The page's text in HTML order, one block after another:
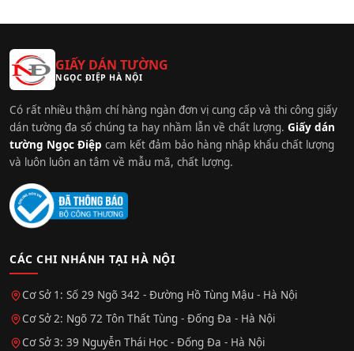
GIẤY DÁN TƯỜNG
NGỌC ĐIỆP HÀ NỘI
Có rất nhiều thậm chí hàng ngàn đơn vị cung cấp và thi công giấy
dán tường đa số chúng ta hay nhầm lẫn về chất lượng. Giấy dán
tường Ngọc Điệp cam kết đảm bảo hàng nhập khẩu chất lượng
và luôn luôn an tâm về mẫu mã, chất lượng.
CÁC CHI NHÁNH TẠI HÀ NỘI
Cơ Sở 1: Số 29 Ngõ 342 - Đường Hồ Tùng Mậu - Hà Nội
Cơ Sở 2: Ngõ 72 Tôn Thất Tùng - Đống Đa - Hà Nội
Cơ Sở 3: 39 Nguyễn Thái Học - Đống Đa - Hà Nội